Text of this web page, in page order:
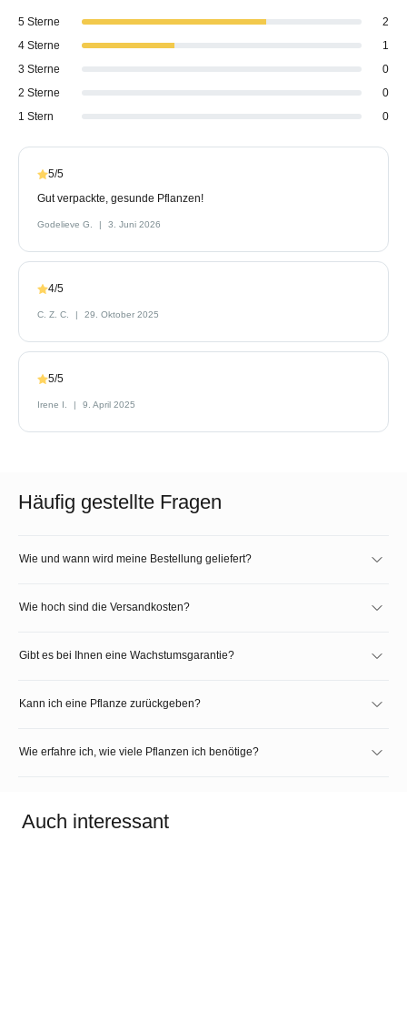
5 Sterne
2
4 Sterne
1
3 Sterne
0
2 Sterne
0
1 Stern
0
5/5
Gut verpackte, gesunde Pflanzen!
Godelieve G. 3. Juni 2026
4/5
C. Z. C. 29. Oktober 2025
5/5
Irene I. 9. April 2025
Häufig gestellte Fragen
Wie und wann wird meine Bestellung geliefert?
Wie hoch sind die Versandkosten?
Gibt es bei Ihnen eine Wachstumsgarantie?
Kann ich eine Pflanze zurückgeben?
Wie erfahre ich, wie viele Pflanzen ich benötige?
Auch interessant